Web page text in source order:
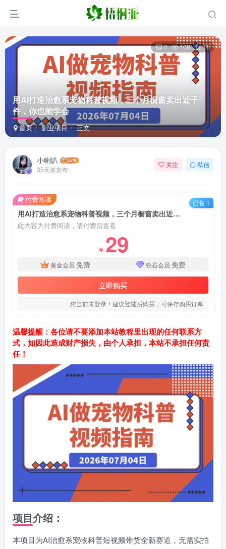
用AI打造治愈系宠物科普视频，三个月橱窗卖出近千
件，你也能学会
首页 副业项目 正文
0 108 11
小喇叭
35天前发布
关注 私信
用AI打造治愈系宠物科普视频，三个月橱窗卖出近千件，你也能学会
此内容为付费阅读，请付费后查看
￥ 29
黄金会员 免费 钻石会员 免费
立即购买
您当前未登录！建议登陆后购买，可保存购买订单
付费阅读 已售 1
温馨提醒：各位请不要添加本站教程里出现的任何联系方
式，如因此造成财产损失，由个人承担，本站不承担任何责
任！
项目介绍：
本项目为AI治愈系宠物科普短视频带货全新赛道，无需实拍